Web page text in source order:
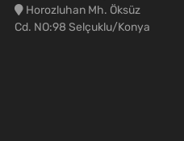
Horozluhan Mh. Öksüz
Cd. NO:98 Selçuklu/Konya